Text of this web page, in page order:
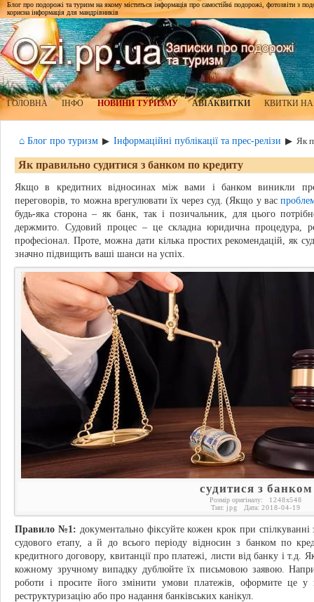
Блог про подорожі та туризм на якому міститься інформація про самостійні подорожі, фотозвіти з
корисна інформація для мандрівників
ГОЛОВНА ІНФО НОВИНИ ТУРИЗМУ АВІАКВИТКИ КВИТКИ
⌂ Блог про туризм ▶ Інформаційні публікації та прес-релізи ▶ Як
Як правильно судитися з банком по кредиту
Якщо в кредитних відносинах між вами і банком виникли
переговорів, то можна врегулювати їх через суд. (Якщо у вас
будь-яка сторона – як банк, так і позичальник, для цього
держмито. Судовий процес – це складна юридична процедура,
професіонал. Проте, можна дати кілька простих рекомендацій, як
значно підвищить ваші шанси на успіх.
судитися з банком
Розмір оригіналу: 1248x548
Тип: jpg Дата: 2018-04-19
Правило №1: документально фіксуйте кожен крок при
судового етапу, а й до всього періоду відносин з банком по
кредитного договору, квитанції про платежі, листи від банку і т.д.
кожному зручному випадку дублюйте їх письмовою заявою.
роботи і просите його змінити умови платежів, оформите це у
реструктуризацію або про надання банківських канікул.